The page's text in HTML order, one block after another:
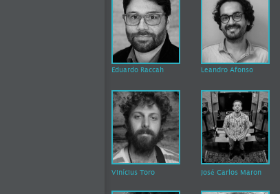
Eduardo Raccah Leandro Afonso
Vinícius Toro José Carlos Maron